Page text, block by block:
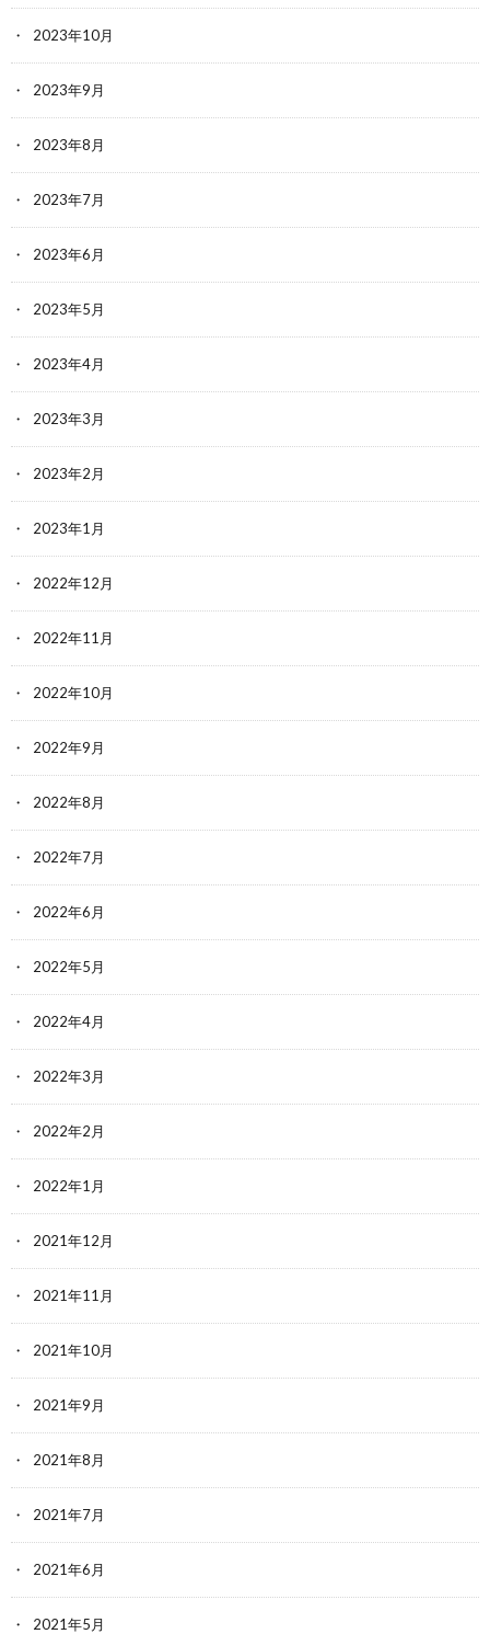
2023年10月
2023年9月
2023年8月
2023年7月
2023年6月
2023年5月
2023年4月
2023年3月
2023年2月
2023年1月
2022年12月
2022年11月
2022年10月
2022年9月
2022年8月
2022年7月
2022年6月
2022年5月
2022年4月
2022年3月
2022年2月
2022年1月
2021年12月
2021年11月
2021年10月
2021年9月
2021年8月
2021年7月
2021年6月
2021年5月